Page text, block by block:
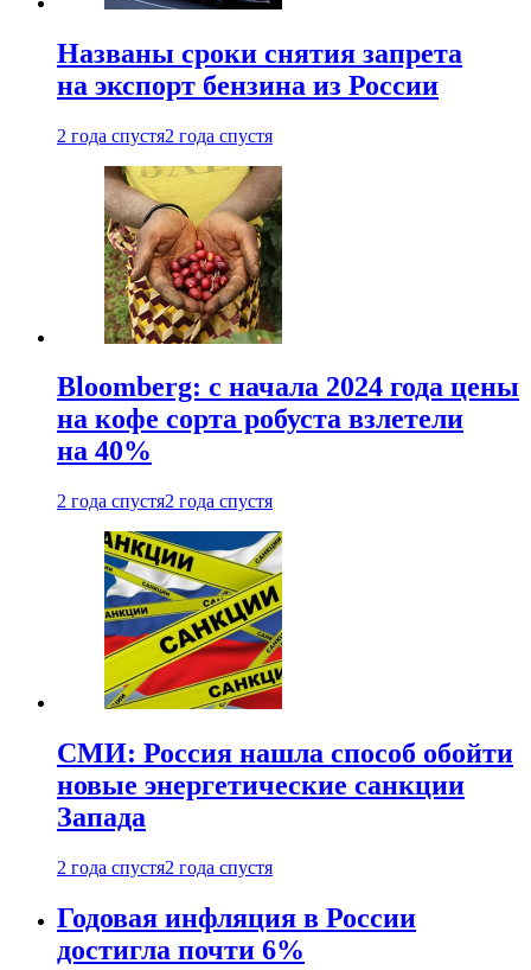
Названы сроки снятия запрета
на экспорт бензина из России
2 года спустя2 года спустя
Bloomberg: с начала 2024 года цены
на кофе сорта робуста взлетели
на 40%
2 года спустя2 года спустя
СМИ: Россия нашла способ обойти
новые энергетические санкции
Запада
2 года спустя2 года спустя
Годовая инфляция в России
достигла почти 6%